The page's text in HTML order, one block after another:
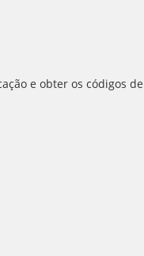
e obter os códigos de